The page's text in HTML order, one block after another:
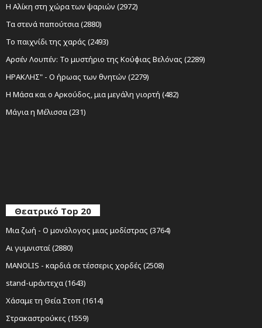
Η Αλίκη στη χώρα των ψαριών (2972)
Τα στενά παπούτσια (2880)
Το παιχνίδι της χαράς (2493)
Αρσέν Λουπέν: Το μυστήριο της Κούφιας Βελόνας (2289)
ΗΡΑΚΛΗΣ" - Ο ήρωας των θνητών (2279)
Η Μάσα και ο Αρκούδος, μια μεγάλη γιορτή (482)
Μάγια η Μέλισσα (231)
Θεατρικό Top 20
Μια ζωή - Ο μονόλογος μιας μοδίστρας (3764)
Αι γυμνισταί (2880)
MANOLIS - καρδιά σε τέσσερις χορδές (2508)
stand-upάντεχα (1643)
Χάσαμε τη Θεία Στοπ (1614)
Στρακαστρούκες (1559)